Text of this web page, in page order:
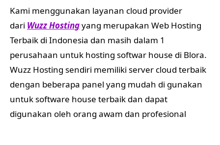
Kami menggunakan layanan cloud provider
dari Wuzz Hostingyang merupakan Web Hosting
Terbaik di Indonesia dan masih dalam 1
perusahaan untuk hosting softwar house di Blora.
Wuzz Hosting sendiri memiliki server cloud terbaik
dengan beberapa panel yang mudah di gunakan
untuk software house terbaik dan dapat
digunakan oleh orang awam dan profesional